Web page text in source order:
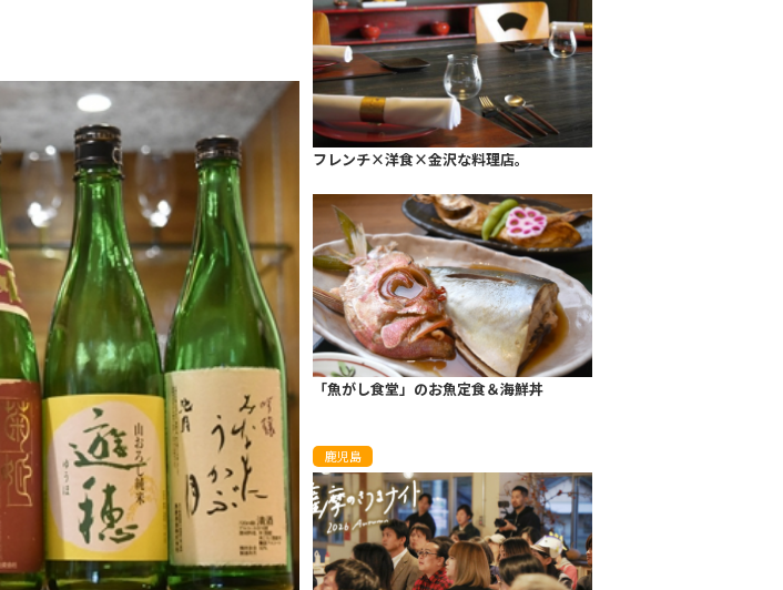
フレンチ×洋食×金沢な料理店。
「魚がし食堂」のお魚定食＆海鮮丼
鹿児島